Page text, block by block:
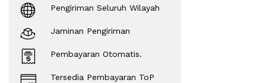
Pengiriman Seluruh Wilayah
Jaminan Pengiriman
Pembayaran Otomatis.
Tersedia Pembayaran ToP